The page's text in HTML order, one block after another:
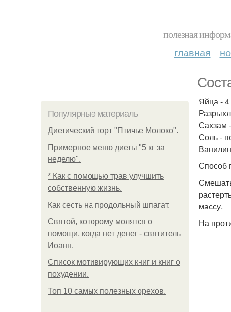
полезная
главная
Популярные материалы
Диетический торт "Птичье Молоко".
Примерное меню диеты "5 кг за
неделю".
* Как с помощью трав улучшить
собственную жизнь.
Как сесть на продольный шпагат.
Святой, которому молятся о
помощи, когда нет денег - святитель
Иоанн.
Список мотивирующих книг и книг о
похудении.
Топ 10 самых полезных орехов.
Яйца - 4
Сахзам
Соль -
Способ
массу.
На